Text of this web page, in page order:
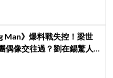
Man》爆料戰失控！梁世
偶像交往過？劉在錫驚人